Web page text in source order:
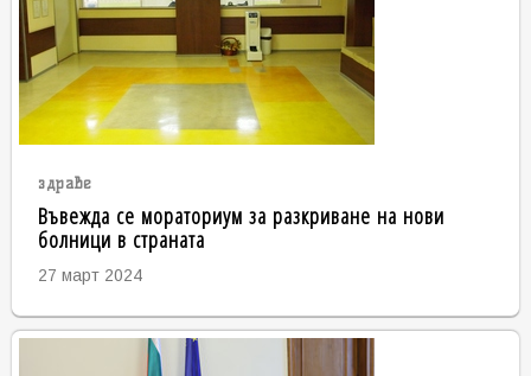
здраве
Въвежда се мораториум за разкриване на нови
болници в страната
27 март 2024